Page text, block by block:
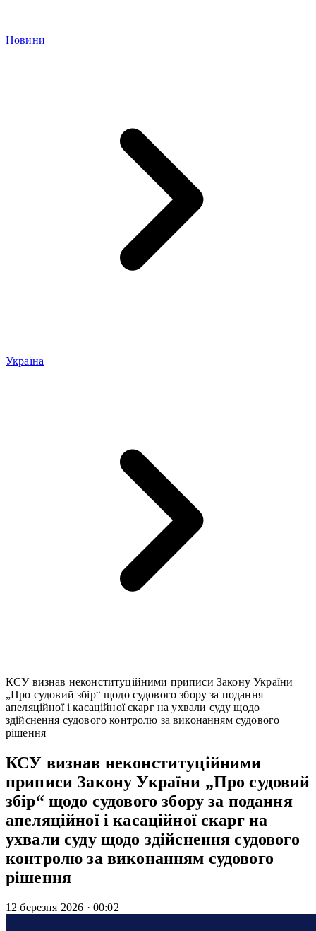
Новини
Україна
КСУ визнав неконституційними приписи Закону України
„Про судовий збір“ щодо судового збору за подання
апеляційної і касаційної скарг на ухвали суду щодо
здійснення судового контролю за виконанням судового
рішення
КСУ визнав неконституційними
приписи Закону України „Про судовий
збір“ щодо судового збору за подання
апеляційної і касаційної скарг на
ухвали суду щодо здійснення судового
контролю за виконанням судового
рішення
12 березня 2026 · 00:02